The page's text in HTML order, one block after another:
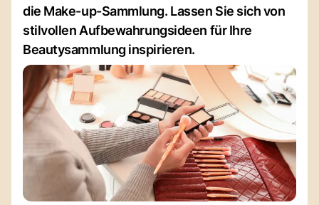
die Make-up-Sammlung. Lassen Sie sich von
stilvollen Aufbewahrungsideen für Ihre
Beautysammlung inspirieren.